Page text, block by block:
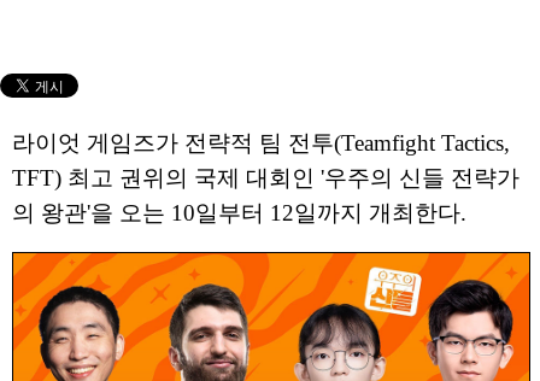
라이엇 게임즈가 전략적 팀 전투(Teamfight Tactics,
TFT) 최고 권위의 국제 대회인 '우주의 신들 전략가
의 왕관'을 오는 10일부터 12일까지 개최한다.